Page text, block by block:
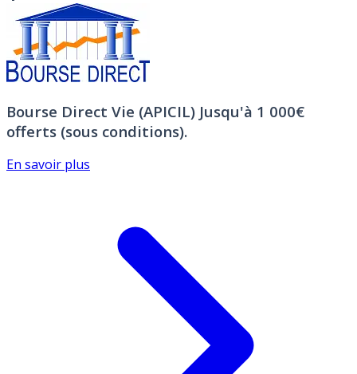
Bourse Direct Vie (APICIL) Jusqu'à 1 000€
offerts (sous conditions).
En savoir plus